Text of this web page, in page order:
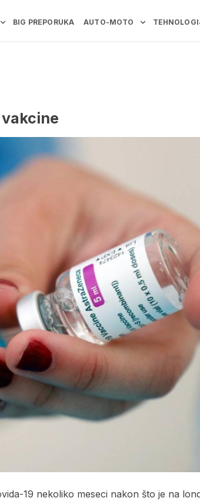
BIG PREPORUKA AUTO-MOTO
19 nekoliko meseci nakon što je na